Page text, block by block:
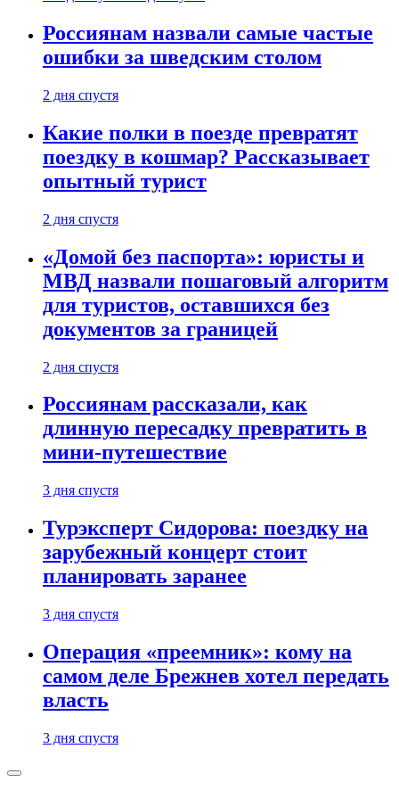
Россиянам назвали самые частые
ошибки за шведским столом
2 дня спустя
Какие полки в поезде превратят
поездку в кошмар? Рассказывает
опытный турист
2 дня спустя
«Домой без паспорта»: юристы и
МВД назвали пошаговый алгоритм
для туристов, оставшихся без
документов за границей
2 дня спустя
Россиянам рассказали, как
длинную пересадку превратить в
мини-путешествие
3 дня спустя
Турэксперт Сидорова: поездку на
зарубежный концерт стоит
планировать заранее
3 дня спустя
Операция «преемник»: кому на
самом деле Брежнев хотел передать
власть
3 дня спустя